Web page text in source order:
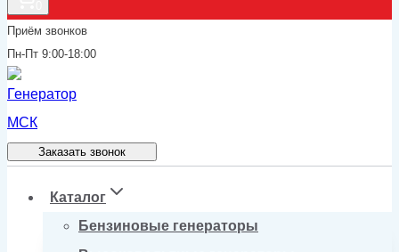
Приём звонков
Пн-Пт 9:00-18:00
Заказать звонок
Каталог
Бензиновые генераторы